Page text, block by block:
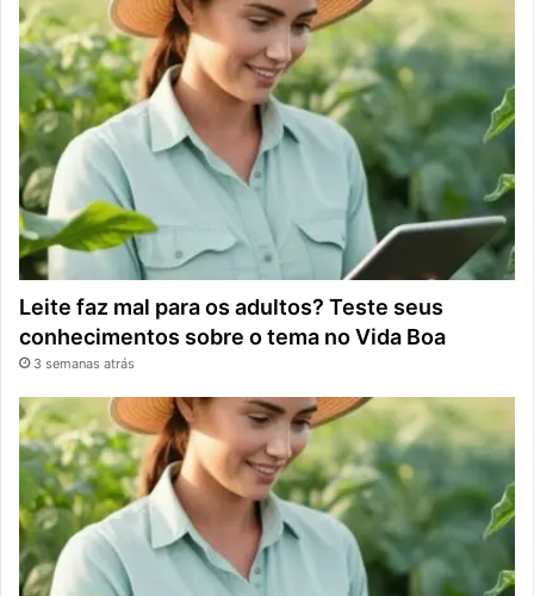
Leite faz mal para os adultos? Teste seus
conhecimentos sobre o tema no Vida Boa
3 semanas atrás